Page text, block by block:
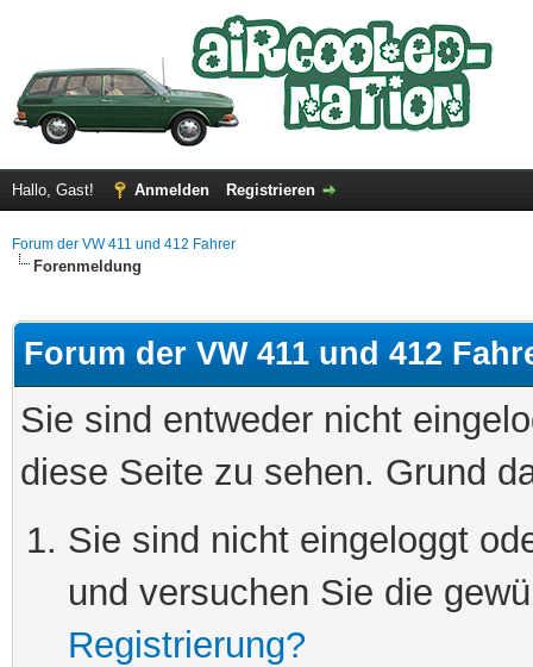
Hallo, Gast! Anmelden Registrieren
Forum der VW 411 und 412 Fahrer
Forenmeldung
Forum der VW 411 und 412
Sie sind entweder nicht
diese Seite zu sehen. Grund
Sie sind nicht eingeloggt
und versuchen Sie die
Registrierung?